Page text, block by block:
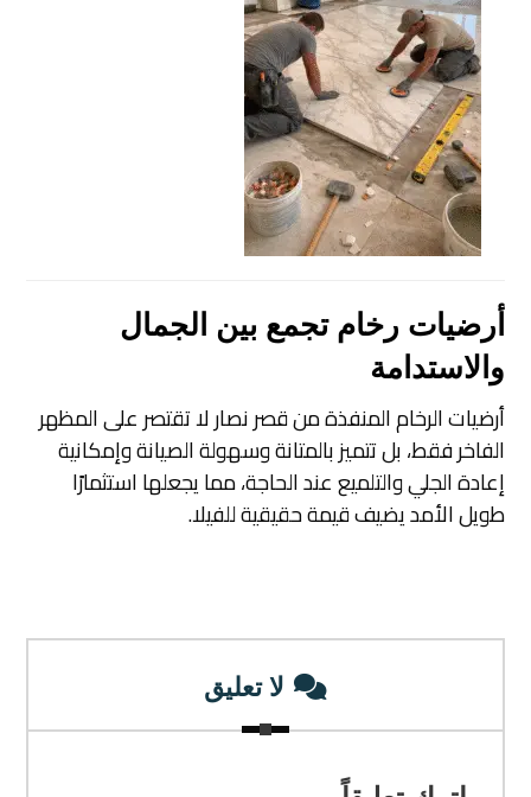
أرضيات رخام تجمع بين الجمال
والاستدامة
أرضيات الرخام المنفذة من قصر نصار لا تقتصر على المظهر
الفاخر فقط، بل تتميز بالمتانة وسهولة الصيانة وإمكانية
إعادة الجلي والتلميع عند الحاجة، مما يجعلها استثمارًا
طويل الأمد يضيف قيمة حقيقية للفيلا.
لا تعليق